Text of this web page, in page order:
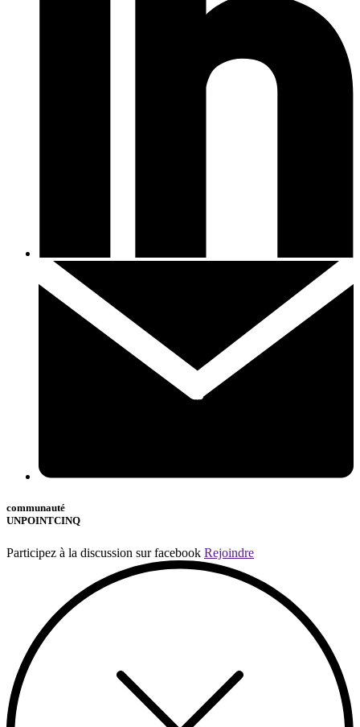
communauté
UNPOINTCINQ
Participez à la discussion sur facebook Rejoindre